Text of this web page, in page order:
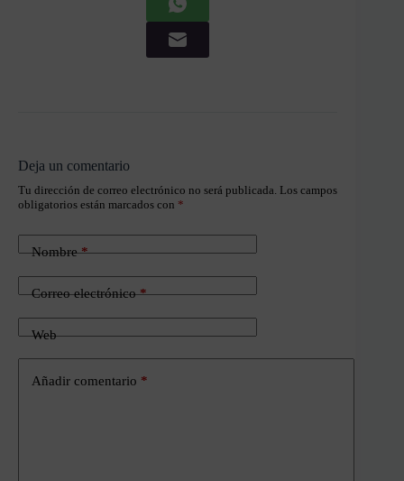
Deja un comentario
Tu dirección de correo electrónico no será publicada. Los campos
obligatorios están marcados con *
Nombre*
Correo electrónico*
Web
Añadir comentario *